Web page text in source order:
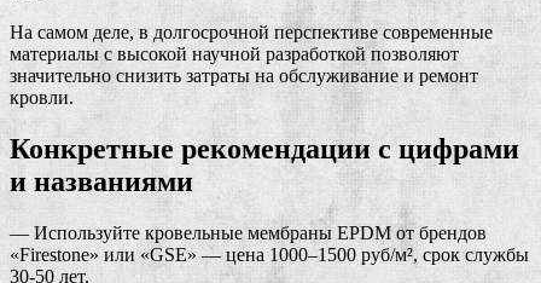
На самом деле, в долгосрочной перспективе современные
материалы с высокой научной разработкой позволяют
значительно снизить затраты на обслуживание и ремонт
кровли.
Конкретные рекомендации с цифрами
и названиями
— Используйте кровельные мембраны EPDM от брендов
«Firestone» или «GSE» — цена 1000–1500 руб/м², срок службы
30-50 лет.